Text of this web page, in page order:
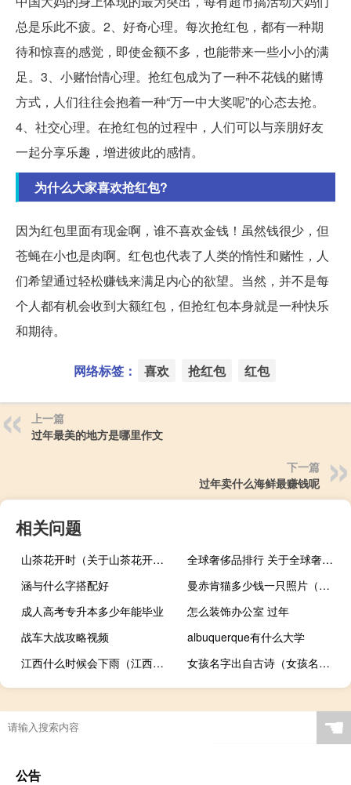
总是乐此不疲。2、好奇心理。每次抢红包，都有一种期
待和惊喜的感觉，即使金额不多，也能带来一些小小的满
足。3、小赌怡情心理。抢红包成为了一种不花钱的赌博
方式，人们往往会抱着一种“万一中大奖呢”的心态去抢。
4、社交心理。在抢红包的过程中，人们可以与亲朋好友
一起分享乐趣，增进彼此的感情。
为什么大家喜欢抢红包?
因为红包里面有现金啊，谁不喜欢金钱！虽然钱很少，但
苍蝇在小也是肉啊。红包也代表了人类的惰性和赌性，人
们希望通过轻松赚钱来满足内心的欲望。当然，并不是每
个人都有机会收到大额红包，但抢红包本身就是一种快乐
和期待。
网络标签： 喜欢 抢红包 红包
上一篇
过年最美的地方是哪里作文
下一篇
过年卖什么海鲜最赚钱呢
相关问题
山茶花开时（关于山茶花开时的介绍）
全球奢侈品排行 关于全球奢侈品排行的介绍
涵与什么字搭配好
曼赤肯猫多少钱一只照片（曼赤肯猫多少钱一只）
成人高考专升本多少年能毕业
怎么装饰办公室 过年
战车大战攻略视频
albuquerque有什么大学
江西什么时候会下雨（江西什么时候是雨季）
女孩名字出自古诗（女孩名字出自古诗词）
☚
公告